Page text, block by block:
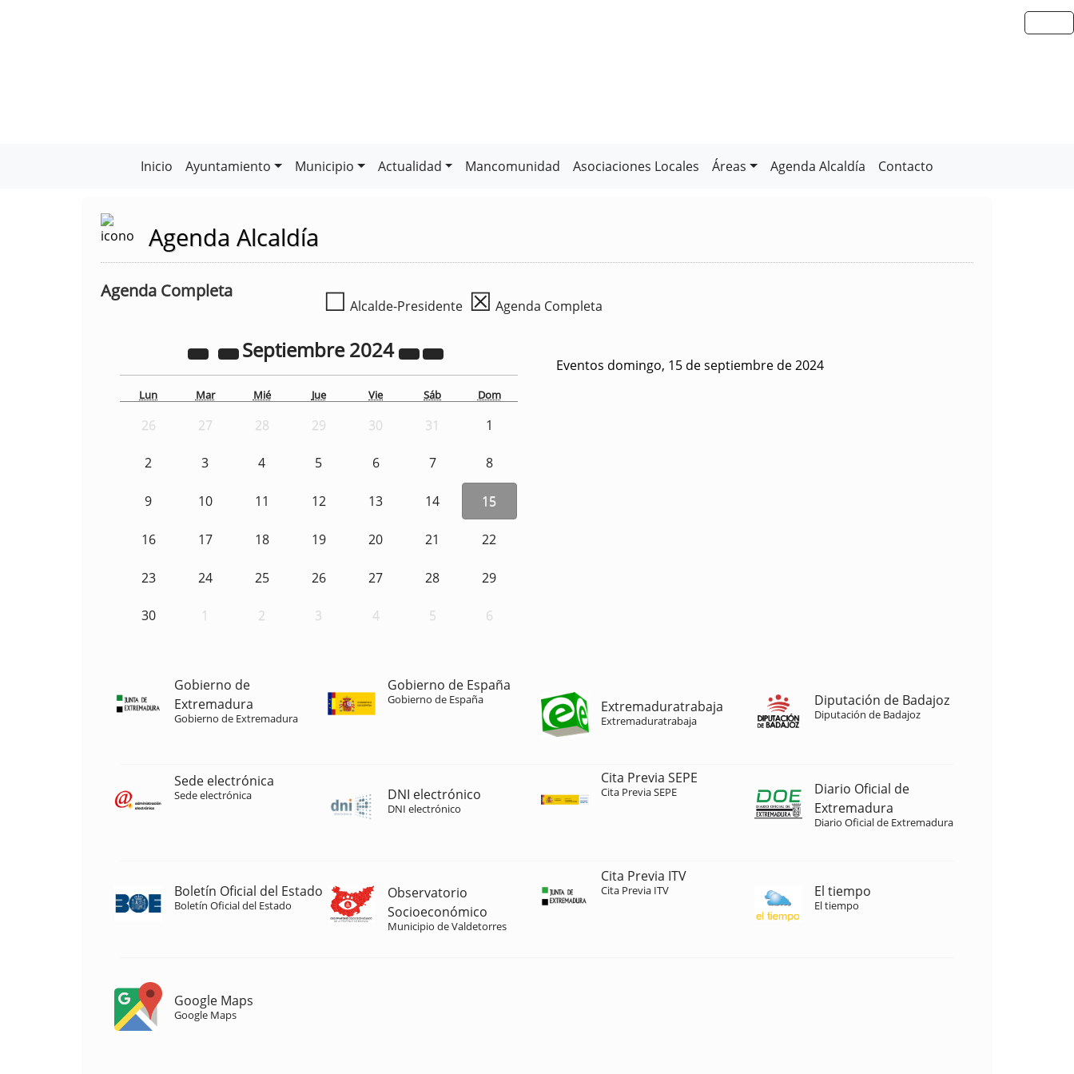
Inicio Ayuntamiento Municipio Actualidad Mancomunidad Asociaciones Locales Áreas Agenda Alcaldía Contacto
Agenda Alcaldía
Agenda Completa ☐ Alcalde-Presidente ☒ Agenda Completa
Septiembre2024
Lun Mar Mié Jue Vie Sáb Dom
26 27 28 29 30 31 1
2 3 4 5 6 7 8
9 10 11 12 13 14 15
16 17 18 19 20 21 22
23 24 25 26 27 28 29
30 1 2 3 4 5 6
Eventos domingo, 15 de septiembre de 2024
Gobierno de
Extremadura
Gobierno de Extremadura
Gobierno de España
Gobierno de España Extremaduratrabaja
Extremaduratrabaja
Diputación de Badajoz
Diputación de Badajoz
Sede electrónica
Sede electrónica DNI electrónico
DNI electrónico
Cita Previa SEPE
Cita Previa SEPE
Diario Oficial de
Extremadura
Diario Oficial de Extremadura
Boletín Oficial del Estado
Boletín Oficial del Estado
Observatorio
Socioeconómico
Municipio de Valdetorres
Cita Previa ITV
Cita Previa ITV El tiempo
El tiempo
Google Maps
Google Maps